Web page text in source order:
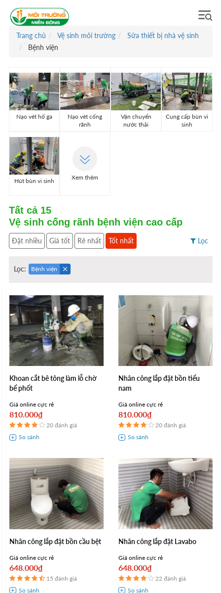
Trang chủ Vệ sinh môi trường
Sửa thiết bị nhà vệ sinh
Bệnh viện
Nạo vét hố ga
Nạo vét cống
rãnh
Vận chuyển
nước thải
Cung cấp bùn vi
sinh
Hút bùn vi sinh Xem thêm
Tất cả 15
Vệ sinh cống rãnh bệnh viện cao cấp
Đặt nhiều Giá tốt Rẻ nhất Tốt nhất Lọc
Lọc: Bệnh viện
Khoan cắt bê tông làm lỗ chờ
bể phốt
Giá online cực rẻ
810.000₫
20 đánh giá
Nhân công lắp đặt bồn tiểu
nam
Giá online cực rẻ
810.000₫
20 đánh giá
Nhân công lắp đặt bồn cầu bệt
Giá online cực rẻ
648.000₫
15 đánh giá
Nhân công lắp đặt Lavabo
Giá online cực rẻ
648.000₫
22 đánh giá